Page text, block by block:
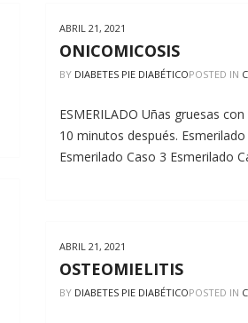
ABRIL 21, 2021
ONICOMICOSIS
BY DIABETES PIE DIABÉTICOPOSTED IN
ESMERILADO Uñas gruesas
10 minutos después. Esmerilado
Esmerilado Caso 3 Esmerilado
ABRIL 21, 2021
OSTEOMIELITIS
BY DIABETES PIE DIABÉTICOPOSTED IN